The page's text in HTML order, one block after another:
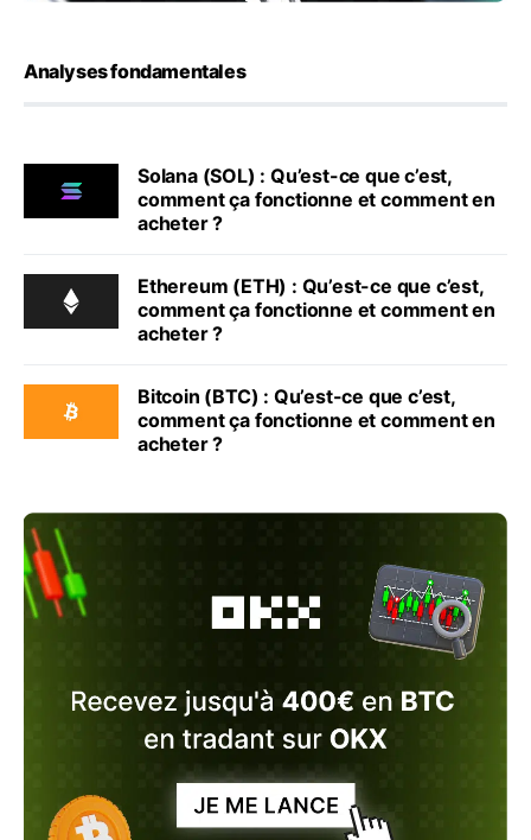
Analyses fondamentales
Solana (SOL) : Qu’est-ce que c’est,
comment ça fonctionne et comment en
acheter ?
Ethereum (ETH) : Qu’est-ce que c’est,
comment ça fonctionne et comment en
acheter ?
Bitcoin (BTC) : Qu’est-ce que c’est,
comment ça fonctionne et comment en
acheter ?